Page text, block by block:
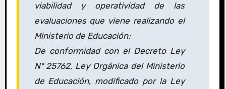
viabilidad y operatividad de las
evaluaciones que viene realizando el
Ministerio de Educación;
De conformidad con el Decreto Ley
Nº 25762, Ley Orgánica del Ministerio
de Educación, modificado por la Ley